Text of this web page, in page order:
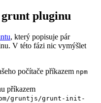
pluginu
, který popisuje pár
V této fázi nic vymýšlet
počítače příkazem npm
příkazem
gruntjs/grunt-init-